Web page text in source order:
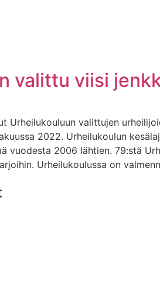
valittu viisi
Urheilukouluun valittujen
2022. Urheilukoulun
vuodesta 2006 lähtien. 79:stä
Urheilukoulussa on